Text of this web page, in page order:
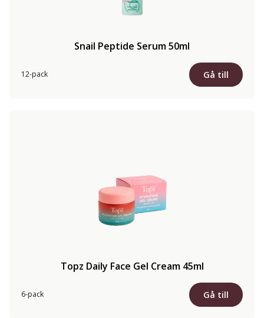
Snail Peptide Serum 50ml
12-pack Gå till
Topz Daily Face Gel Cream 45ml
6-pack Gå till